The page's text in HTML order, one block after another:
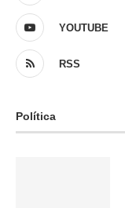
YOUTUBE
RSS
Política